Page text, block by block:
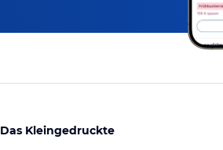
Das Kleingedruckte